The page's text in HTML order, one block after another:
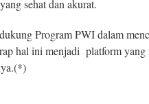
sehat dan akurat.
Program PWI dalam
hal ini menjadi platform yang